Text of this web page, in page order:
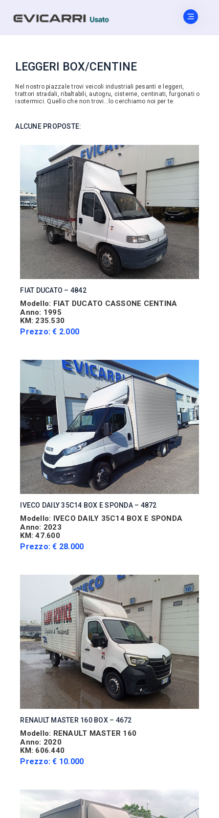
LEGGERI BOX/CENTINE
Nel nostro piazzale trovi veicoli industriali pesanti e leggeri,
trattori stradali, ribaltabili, autogru, cisterne, centinati, furgonati o
isotermici. Quello che non trovi…lo cerchiamo noi per te.
ALCUNE PROPOSTE:
FIAT DUCATO – 4842
Modello: FIAT DUCATO CASSONE CENTINA
Anno: 1995
KM: 235.530
Prezzo: € 2.000
IVECO DAILY 35C14 BOX E SPONDA – 4872
Modello: IVECO DAILY 35C14 BOX E SPONDA
Anno: 2023
KM: 47.600
Prezzo: € 28.000
RENAULT MASTER 160 BOX – 4672
Modello: RENAULT MASTER 160
Anno: 2020
KM: 606.440
Prezzo: € 10.000